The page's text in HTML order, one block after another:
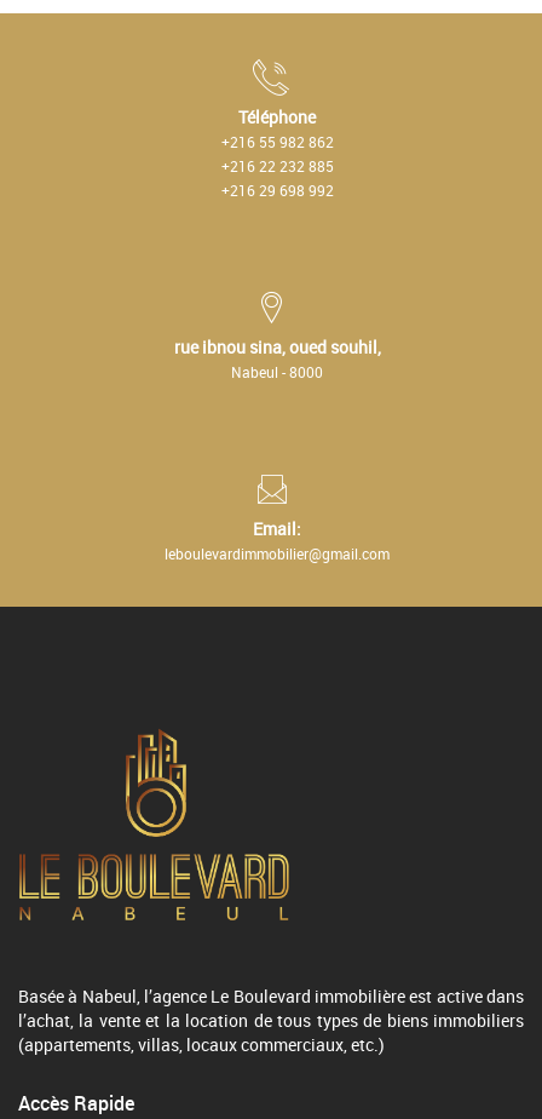
Téléphone
+216 55 982 862
+216 22 232 885
+216 29 698 992
rue ibnou sina, oued souhil,
Nabeul - 8000
Email:
leboulevardimmobilier@gmail.com
Basée à Nabeul, l’agence Le Boulevard immobilière est active dans
l’achat, la vente et la location de tous types de biens immobiliers
(appartements, villas, locaux commerciaux, etc.)
Accès Rapide